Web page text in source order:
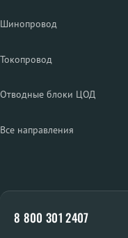
Шинопровод
Токопровод
Отводные блоки ЦОД
Все направления
8 800 301 2407